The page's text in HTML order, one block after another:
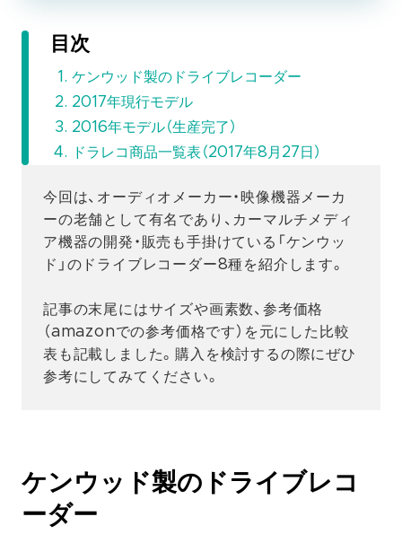
目次
ケンウッド製のドライブレコーダー
2017年現行モデル
2016年モデル（生産完了）
ドラレコ商品一覧表（2017年8月27日）
今回は、オーディオメーカー・映像機器メーカ
ーの老舗として有名であり、カーマルチメディ
ア機器の開発・販売も手掛けている「ケンウッ
ド」のドライブレコーダー8種を紹介します。
記事の末尾にはサイズや画素数、参考価格
（amazonでの参考価格です）を元にした比較
表も記載しました。購入を検討するの際にぜひ
参考にしてみてください。
ケンウッド製のドライブレコ
ーダー